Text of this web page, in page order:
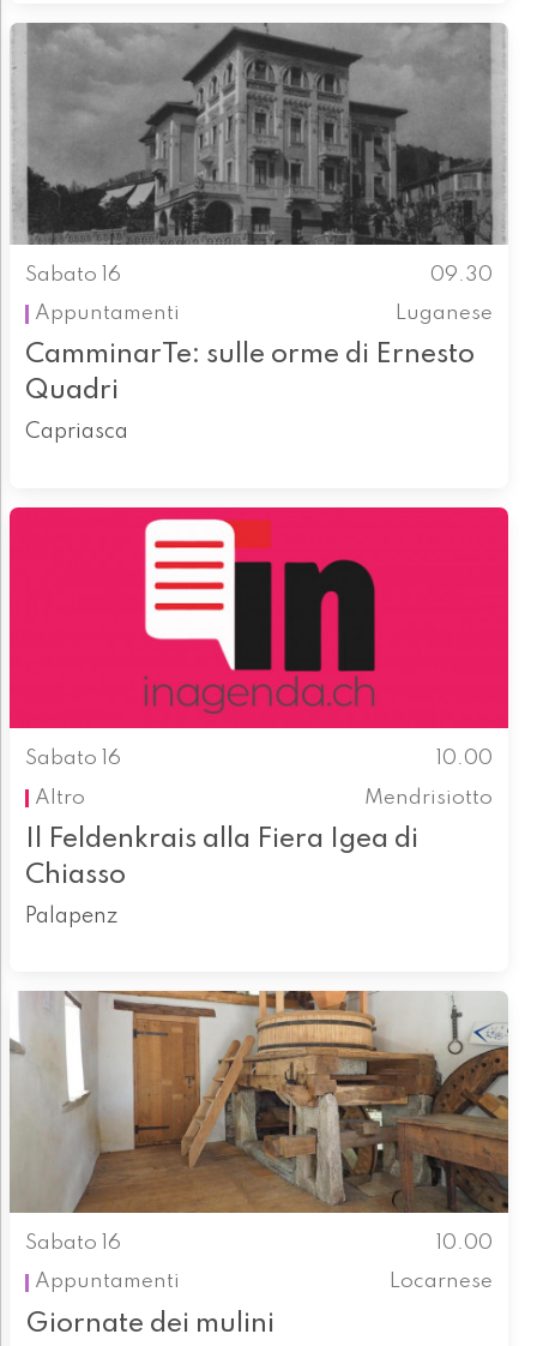
Sabato 16
09.30
Appuntamenti
Luganese
CamminarTe: sulle orme di Ernesto
Quadri
Capriasca
Sabato 16
10.00
Altro
Mendrisiotto
Il Feldenkrais alla Fiera Igea di
Chiasso
Palapenz
Sabato 16
10.00
Appuntamenti
Locarnese
Giornate dei mulini